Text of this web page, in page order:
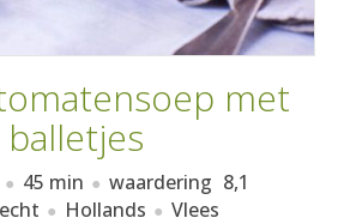
met
balletjes
45 min waardering 8,1
Hollands Vlees